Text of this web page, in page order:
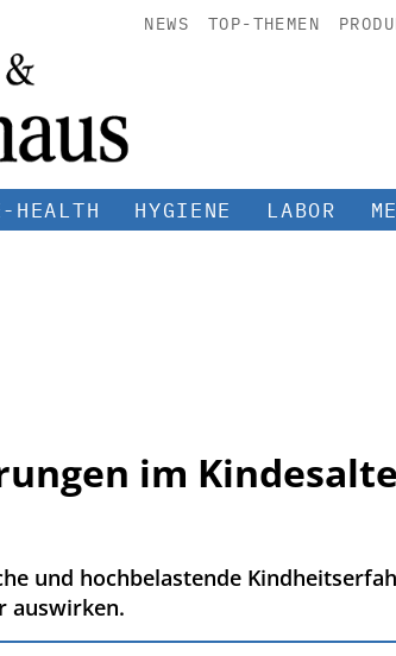
NEWS TOP-THEMEN
HEALTH HYGIENE LABOR
im
und hochbelastende
auswirken.